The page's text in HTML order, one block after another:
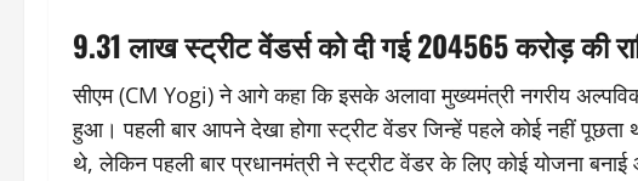
9.31 लाख स्ट्रीट वेंडर्स को दी गई 204565 करोड़ की
सीएम (CM Yogi) ने आगे कहा कि इसके अलावा मुख्यमंत्री नगरीय
हुआ। पहली बार आपने देखा होगा स्ट्रीट वेंडर जिन्हें पहले कोई नहीं पूछता
थे, लेकिन पहली बार प्रधानमंत्री ने स्ट्रीट वेंडर के लिए कोई योजना